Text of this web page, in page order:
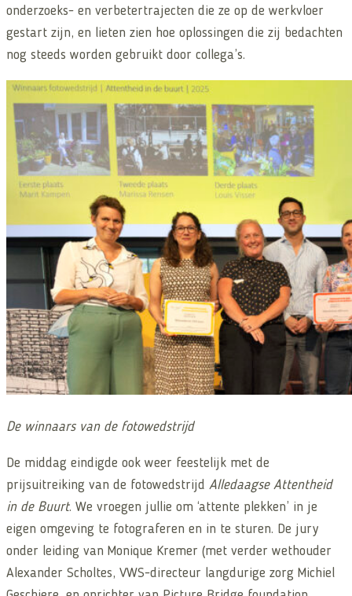
onderzoeks- en verbetertrajecten die ze op de werkvloer
gestart zijn, en lieten zien hoe oplossingen die zij bedachten
nog steeds worden gebruikt door collega’s.
De winnaars van de fotowedstrijd
De middag eindigde ook weer feestelijk met de
prijsuitreiking van de fotowedstrijd Alledaagse Attentheid
in de Buurt. We vroegen jullie om ‘attente plekken’ in je
eigen omgeving te fotograferen en in te sturen. De jury
onder leiding van Monique Kremer (met verder wethouder
Alexander Scholtes, VWS-directeur langdurige zorg Michiel